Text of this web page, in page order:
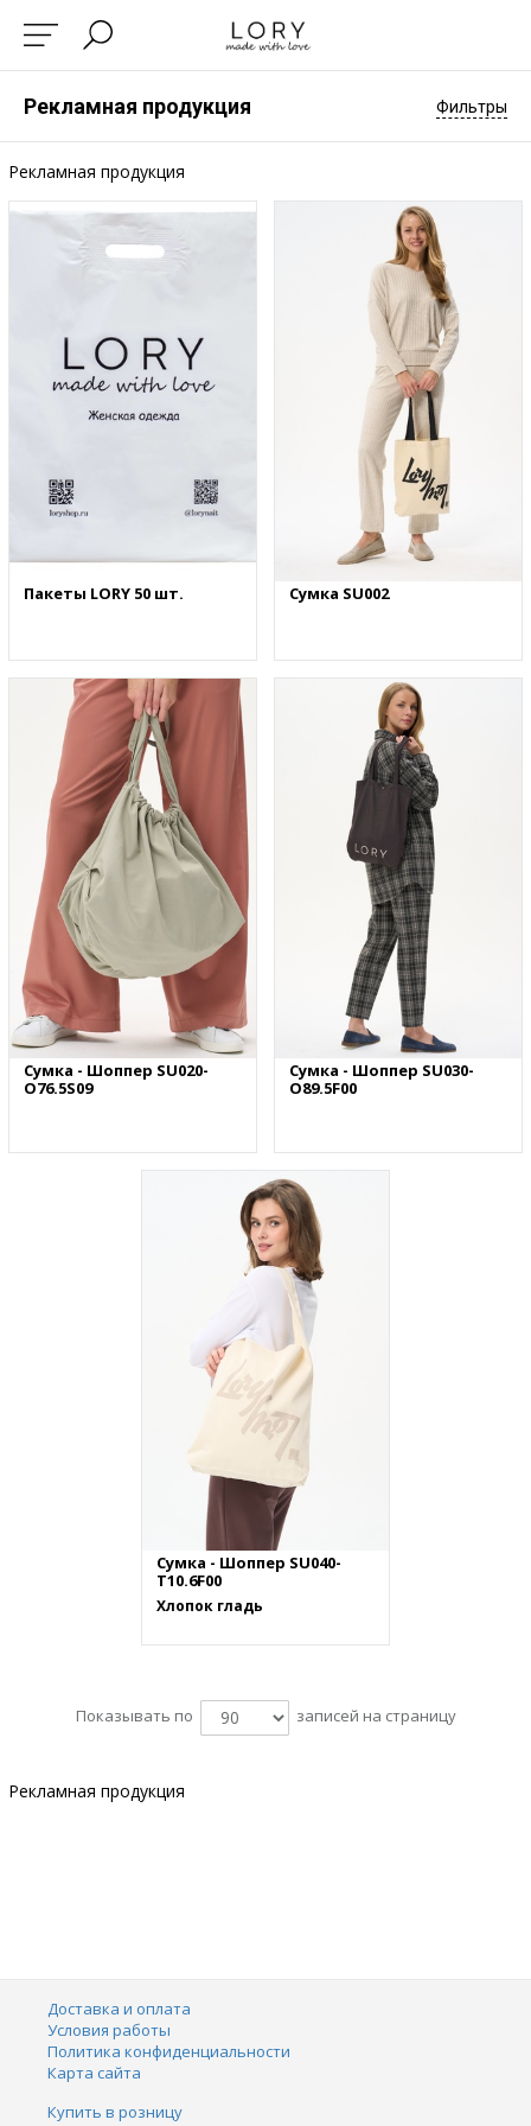
Рекламная продукция Фильтры
Рекламная продукция
Пакеты LORY 50 шт. Сумка SU002
Сумка - Шоппер SU020-
O76.5S09
Сумка - Шоппер SU030-
O89.5F00
Сумка - Шоппер SU040-
T10.6F00
Хлопок гладь
Показывать по записей на страницу
Рекламная продукция
Доставка и оплата
Условия работы
Политика конфиденциальности
Карта сайта
Купить в розницу